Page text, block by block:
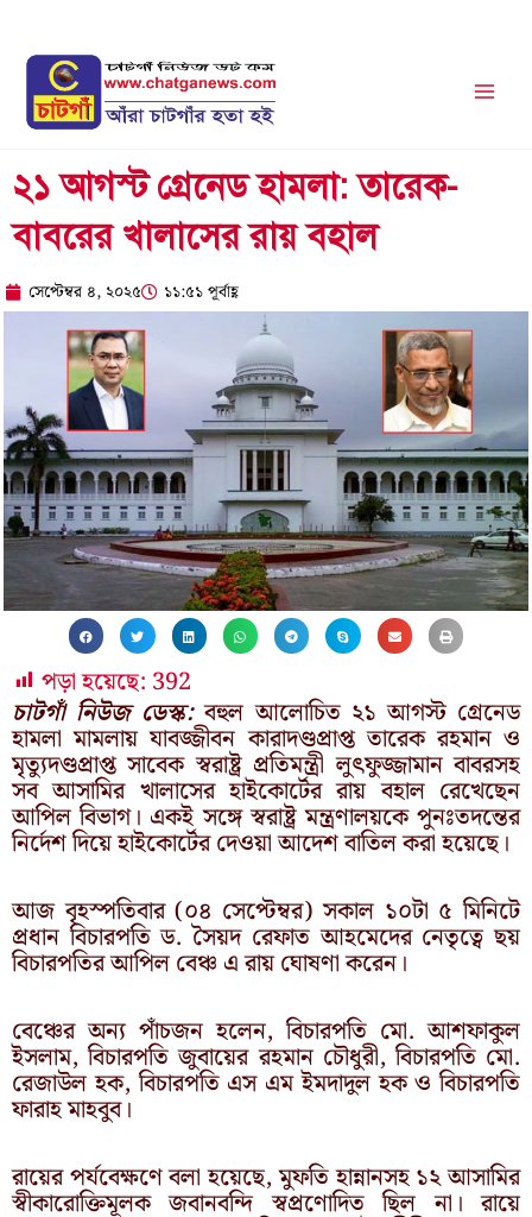
content
২১ আগস্ট গ্রেনেড হামলা: তারেক-
বাবরের খালাসের রায় বহাল
সেপ্টেম্বর ৪, ২০২৫ ১১:৫১ পূর্বাহ্ণ
পড়া হয়েছে: 392
চাটগাঁ নিউজ ডেস্ক:বহুল আলোচিত ২১ আগস্ট গ্রেনেড
হামলা মামলায় যাবজ্জীবন কারাদণ্ডপ্রাপ্ত তারেক রহমান ও
মৃত্যুদণ্ডপ্রাপ্ত সাবেক স্বরাষ্ট্র প্রতিমন্ত্রী লুৎফুজ্জামান বাবরসহ
সব আসামির খালাসের হাইকোর্টের রায় বহাল রেখেছেন
আপিল বিভাগ। একই সঙ্গে স্বরাষ্ট্র মন্ত্রণালয়কে পুনঃতদন্তের
নির্দেশ দিয়ে হাইকোর্টের দেওয়া আদেশ বাতিল করা হয়েছে।
আজ বৃহস্পতিবার (০৪ সেপ্টেম্বর) সকাল ১০টা ৫ মিনিটে
প্রধান বিচারপতি ড. সৈয়দ রেফাত আহমেদের নেতৃত্বে ছয়
বিচারপতির আপিল বেঞ্চ এ রায় ঘোষণা করেন।
বেঞ্চের অন্য পাঁচজন হলেন, বিচারপতি মো. আশফাকুল
ইসলাম, বিচারপতি জুবায়ের রহমান চৌধুরী, বিচারপতি মো.
রেজাউল হক, বিচারপতি এস এম ইমদাদুল হক ও বিচারপতি
ফারাহ মাহবুব।
রায়ের পর্যবেক্ষণে বলা হয়েছে, মুফতি হান্নানসহ ১২ আসামির
স্বীকারোক্তিমূলক জবানবন্দি স্বপ্রণোদিত ছিল না। রায়ে